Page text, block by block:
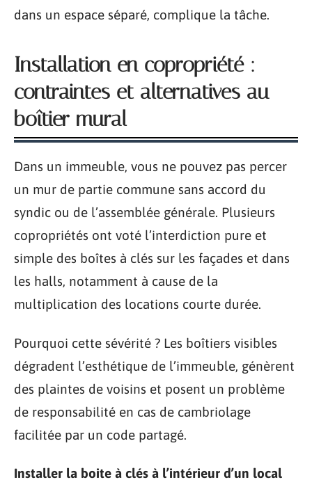
dans un espace séparé, complique la tâche.
Installation en copropriété :
contraintes et alternatives au
boîtier mural
Dans un immeuble, vous ne pouvez pas percer
un mur de partie commune sans accord du
syndic ou de l’assemblée générale. Plusieurs
copropriétés ont voté l’interdiction pure et
simple des boîtes à clés sur les façades et dans
les halls, notamment à cause de la
multiplication des locations courte durée.
Pourquoi cette sévérité ? Les boîtiers visibles
dégradent l’esthétique de l’immeuble, génèrent
des plaintes de voisins et posent un problème
de responsabilité en cas de cambriolage
facilitée par un code partagé.
Installer la boite à clés à l’intérieur d’un local